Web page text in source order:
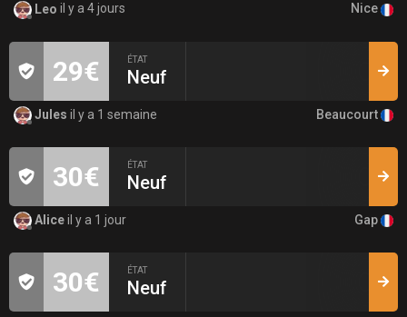
Leo il y a 4 jours Nice
29€ ÉTAT
Neuf
Jules il y a 1 semaine Beaucourt
30€ ÉTAT
Neuf
Aliceil y a 1 jour Gap
30€ ÉTAT
Neuf